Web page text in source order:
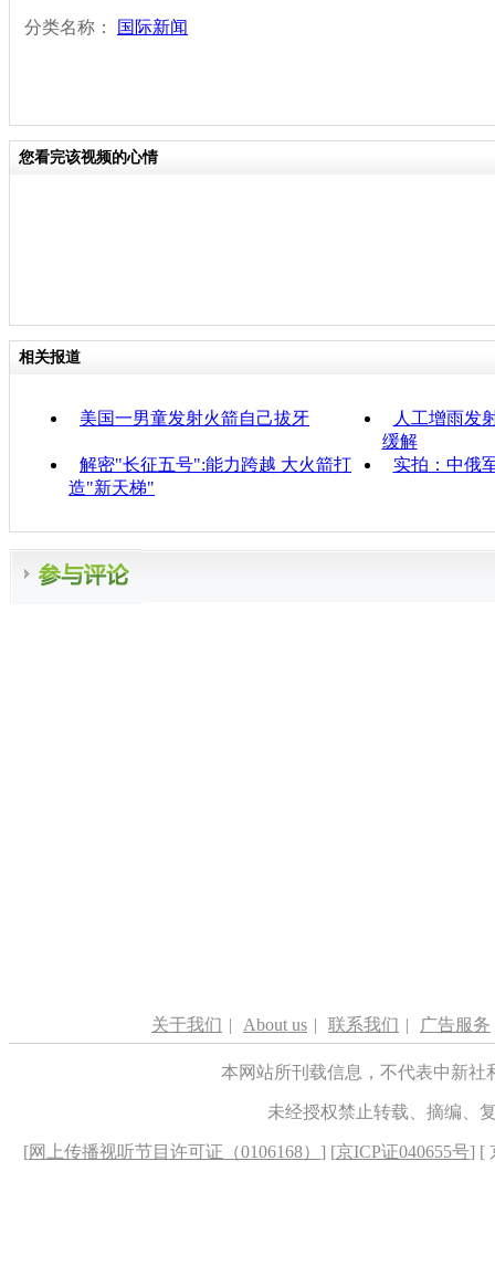
分类名称： 国际新闻
您看完该视频的心情
相关报道
美国一男童发射火箭自己拔牙
人工增雨发
缓解
解密"长征五号":能力跨越 大火箭打
造"新天梯"
实拍：中俄
关于我们 | About us | 联系我们 | 广告服务
本网站所刊载信息，不代表中新
未经授权禁止转载、摘编、
[网上传播视听节目许可证（0106168） ] [京ICP证040655号] [